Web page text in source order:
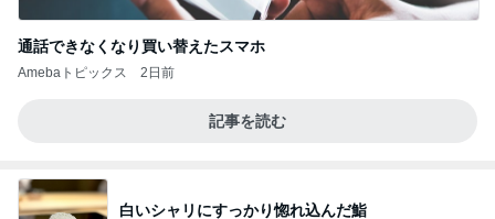
通話できなくなり買い替えたスマホ
Amebaトピックス 2日前
記事を読む
白いシャリにすっかり惚れ込んだ鮨